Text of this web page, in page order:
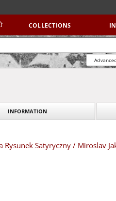
COLLECTIONS
INFORMATION
Satyryczny / Miroslav